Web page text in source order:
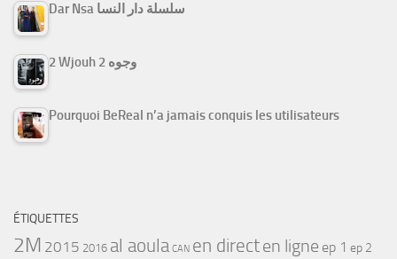
Dar Nsa سلسلة دار النسا
2 Wjouh 2 وجوه
Pourquoi BeReal n’a jamais conquis les utilisateurs
ÉTIQUETTES
2M 2015 2016 al aoula CAN en directen ligne ep 1 ep 2